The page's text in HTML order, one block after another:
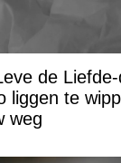
de
liggen te
weg